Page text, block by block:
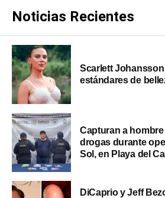
Noticias Recientes
Scarlett
estándares de
Capturan a
drogas durante
Sol, en Playa del
DiCaprio y Jeff